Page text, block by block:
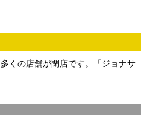
くの店舗が閉店です。「ジョナサ